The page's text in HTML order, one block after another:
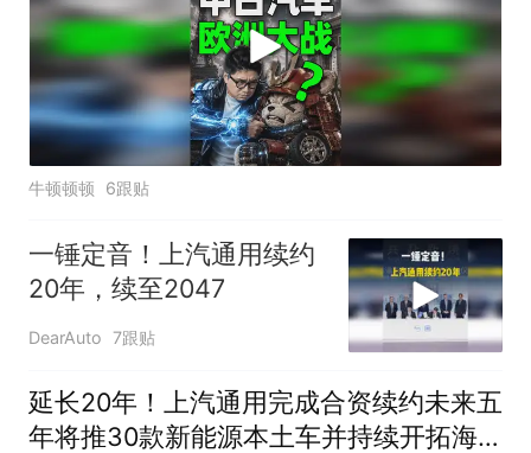
牛顿顿顿 6跟贴
一锤定音！上汽通用续约
20年，续至2047
DearAuto 7跟贴
延长20年！上汽通用完成合资续约未来五
年将推30款新能源本土车并持续开拓海